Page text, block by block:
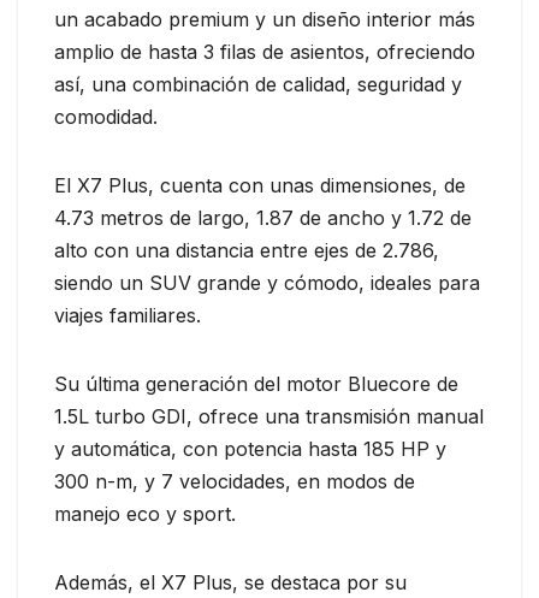
un acabado premium y un diseño interior más
amplio de hasta 3 filas de asientos, ofreciendo
así, una combinación de calidad, seguridad y
comodidad.
El X7 Plus, cuenta con unas dimensiones, de
4.73 metros de largo, 1.87 de ancho y 1.72 de
alto con una distancia entre ejes de 2.786,
siendo un SUV grande y cómodo, ideales para
viajes familiares.
Su última generación del motor Bluecore de
1.5L turbo GDI, ofrece una transmisión manual
y automática, con potencia hasta 185 HP y
300 n-m, y 7 velocidades, en modos de
manejo eco y sport.
Además, el X7 Plus, se destaca por su